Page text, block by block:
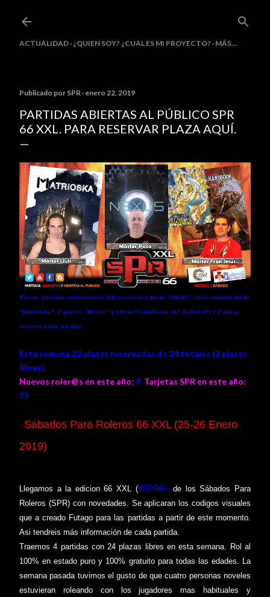
ACTUALIDAD ¿QUIEN SOY? ¿CUAL ES MI PROYECTO? MÁS…
Publicado por SPR enero 22, 2019
PARTIDAS ABIERTAS AL PÚBLICO SPR
66 XXL. PARA RESERVAR PLAZA AQUÍ.
Plazas partidas actualizadas (Lleno viernes tarde "D&D5", Llena sabado tarde
"Matrioska", 2 plazas "Nexus" y Llena "Caballeros del Zodiaco") + 1 plaza
reserva cada partida
Esta semana 22 plazas reservadas de 24 totales (2 plazas
libres).
Nuevos roler@s en este año: 4 Tarjetas SPR en este año:
21
Sábados Para Roleros 66 XXL (25-26 Enero
2019)
Llegamos a la edicion 66 XXL (#SPR66)
de los Sábados Para
Roleros (SPR) con novedades. Se aplicaran los codigos visuales
que a creado Futago para las partidas a partir de este momento.
Asi tendreis más información de cada partida.
Traemos 4 partidas con 24 plazas libres en esta semana. Rol al
100% en estado puro y 100% gratuito para todas las edades. La
semana pasada tuvimos el gusto de que cuatro personas noveles
estuvieran roleando con los jugadores mas habituales y